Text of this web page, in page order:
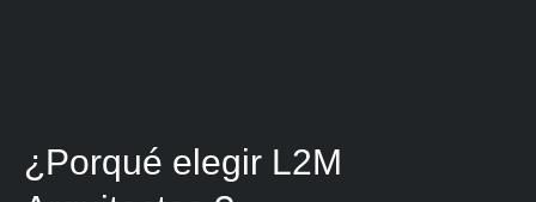
¿Porqué elegir L2M